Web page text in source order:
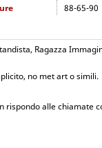
88-65-90
Ragazza
no met art o simili.
rispondo alle chiamate